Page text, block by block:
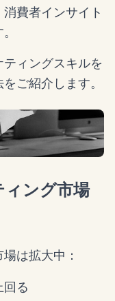
費者インサイト
ィングスキルを
ご紹介します。
ィング市場
は拡大中：
回る